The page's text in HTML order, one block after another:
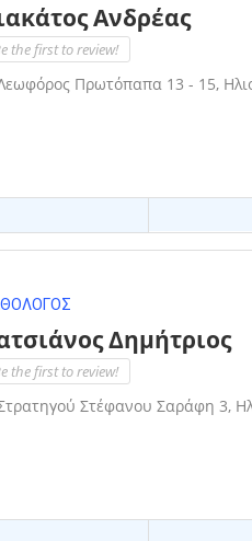
Ανδρέας
the first to review!
Πρωτόπαπα 13 - 15,
Δημήτριος
the first to review!
Στέφανου Σαράφη 3,